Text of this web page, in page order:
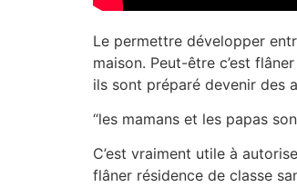
Le permettre développer
maison. Peut-être c’est
ils sont préparé devenir des
“les mamans et les papas
C’est vraiment utile à
flâner résidence de classe